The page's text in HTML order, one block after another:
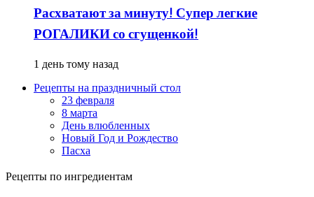
Расхватают за минуту! Супер легкие
РОГАЛИКИ со сгущенкой!
1 день тому назад
Рецепты на праздничный стол
23 февраля
8 марта
День влюбленных
Новый Год и Рождество
Пасха
Рецепты по ингредиентам